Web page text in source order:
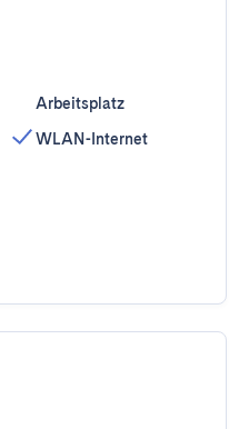
Arbeitsplatz
WLAN-Internet